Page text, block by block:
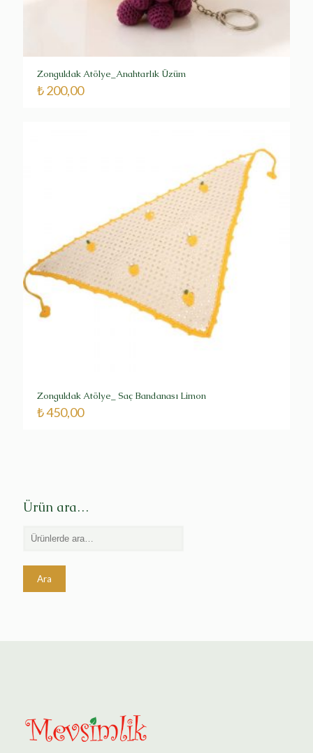
Zonguldak Atölye_Anahtarlık Üzüm
₺200,00
Zonguldak Atölye_ Saç Bandanası Limon
₺450,00
Ürün ara…
Ara